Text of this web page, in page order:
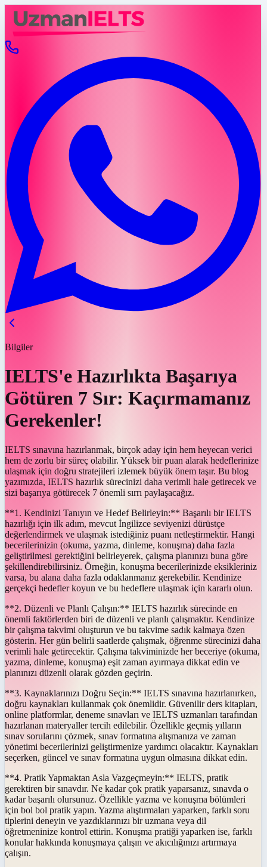
Bilgiler
IELTS'e Hazırlıkta Başarıya
Götüren 7 Sır: Kaçırmamanız
Gerekenler!
IELTS sınavına hazırlanmak, birçok aday için hem heyecan verici
hem de zorlu bir süreç olabilir. Yüksek bir puan alarak hedeflerinize
ulaşmak için doğru stratejileri izlemek büyük önem taşır. Bu blog
yazımızda, IELTS hazırlık sürecinizi daha verimli hale getirecek ve
sizi başarıya götürecek 7 önemli sırrı paylaşacağız.
**1. Kendinizi Tanıyın ve Hedef Belirleyin:** Başarılı bir IELTS
hazırlığı için ilk adım, mevcut İngilizce seviyenizi dürüstçe
değerlendirmek ve ulaşmak istediğiniz puanı netleştirmektir. Hangi
becerilerinizin (okuma, yazma, dinleme, konuşma) daha fazla
geliştirilmesi gerektiğini belirleyerek, çalışma planınızı buna göre
şekillendirebilirsiniz. Örneğin, konuşma becerilerinizde eksikleriniz
varsa, bu alana daha fazla odaklanmanız gerekebilir. Kendinize
gerçekçi hedefler koyun ve bu hedeflere ulaşmak için kararlı olun.
**2. Düzenli ve Planlı Çalışın:** IELTS hazırlık sürecinde en
önemli faktörlerden biri de düzenli ve planlı çalışmaktır. Kendinize
bir çalışma takvimi oluşturun ve bu takvime sadık kalmaya özen
gösterin. Her gün belirli saatlerde çalışmak, öğrenme sürecinizi daha
verimli hale getirecektir. Çalışma takviminizde her beceriye (okuma,
yazma, dinleme, konuşma) eşit zaman ayırmaya dikkat edin ve
planınızı düzenli olarak gözden geçirin.
**3. Kaynaklarınızı Doğru Seçin:** IELTS sınavına hazırlanırken,
doğru kaynakları kullanmak çok önemlidir. Güvenilir ders kitapları,
online platformlar, deneme sınavları ve IELTS uzmanları tarafından
hazırlanan materyaller tercih edilebilir. Özellikle geçmiş yılların
sınav sorularını çözmek, sınav formatına alışmanıza ve zaman
yönetimi becerilerinizi geliştirmenize yardımcı olacaktır. Kaynakları
seçerken, güncel ve sınav formatına uygun olmasına dikkat edin.
**4. Pratik Yapmaktan Asla Vazgeçmeyin:** IELTS, pratik
gerektiren bir sınavdır. Ne kadar çok pratik yaparsanız, sınavda o
kadar başarılı olursunuz. Özellikle yazma ve konuşma bölümleri
için bol bol pratik yapın. Yazma alıştırmaları yaparken, farklı soru
tiplerini deneyin ve yazdıklarınızı bir uzmana veya dil
öğretmeninize kontrol ettirin. Konuşma pratiği yaparken ise, farklı
konular hakkında konuşmaya çalışın ve akıcılığınızı artırmaya
çalışın.